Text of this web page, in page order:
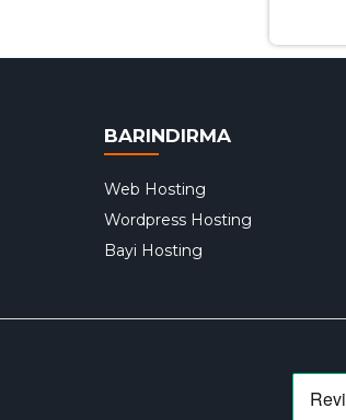
BARINDIRMA
Web Hosting
Wordpress Hosting
Bayi Hosting